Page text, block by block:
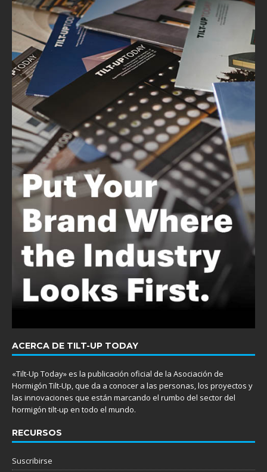
ACERCA DE TILT-UP TODAY
«Tilt-Up Today» es la publicación oficial de la Asociación de
Hormigón Tilt-Up, que da a conocer a las personas, los proyectos y
las innovaciones que están marcando el rumbo del sector del
hormigón tilt-up en todo el mundo.
RECURSOS
Suscribirse